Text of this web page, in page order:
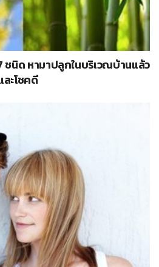
ชนิด หามาปลูกในบริเวณบ้านแล้ว
ละโชคดี